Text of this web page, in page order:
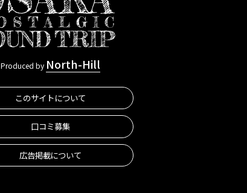
Produced by North-Hill
このサイトについて
口コミ募集
広告掲載について